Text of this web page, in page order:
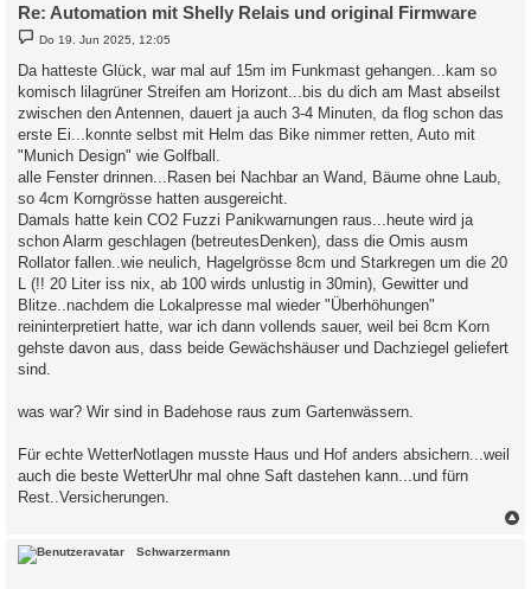
Re: Automation mit Shelly Relais und original Firmware
B
e
t
r
a
g
Do 19. Jun 2025, 12:05
Da hatteste Glück, war mal auf 15m im Funkmast gehangen...kam so
komisch lilagrüner Streifen am Horizont...bis du dich am Mast abseilst
zwischen den Antennen, dauert ja auch 3-4 Minuten, da flog schon das
erste Ei...konnte selbst mit Helm das Bike nimmer retten, Auto mit
"Munich Design" wie Golfball.
alle Fenster drinnen...Rasen bei Nachbar an Wand, Bäume ohne Laub,
so 4cm Korngrösse hatten ausgereicht.
Damals hatte kein CO2 Fuzzi Panikwarnungen raus...heute wird ja
schon Alarm geschlagen (betreutesDenken), dass die Omis ausm
Rollator fallen..wie neulich, Hagelgrösse 8cm und Starkregen um die 20
L (!! 20 Liter iss nix, ab 100 wirds unlustig in 30min), Gewitter und
Blitze..nachdem die Lokalpresse mal wieder "Überhöhungen"
reininterpretiert hatte, war ich dann vollends sauer, weil bei 8cm Korn
gehste davon aus, dass beide Gewächshäuser und Dachziegel geliefert
sind.
was war? Wir sind in Badehose raus zum Gartenwässern.
Für echte WetterNotlagen musste Haus und Hof anders absichern...weil
auch die beste WetterUhr mal ohne Saft dastehen kann...und fürn
Rest..Versicherungen.
Schwarzermann